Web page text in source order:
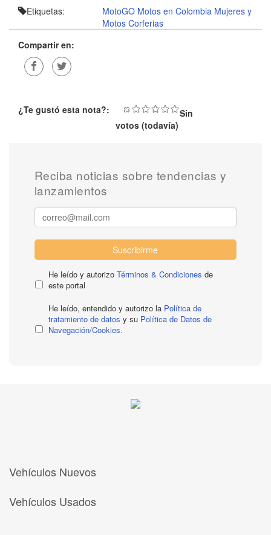
Etiquetas: MotoGO Motos en Colombia Mujeres y
Motos Corferias
Compartir en:
¿Te gustó esta nota?:
Sin
votos (todavía)
Reciba noticias sobre tendencias y
lanzamientos
Suscribirme
He leído y autorizo Términos & Condiciones de
este portal
He leído, entendido y autorizo la Política de
tratamiento de datos y su Política de Datos de
Navegación/Cookies.
Vehículos Nuevos
Vehículos Usados